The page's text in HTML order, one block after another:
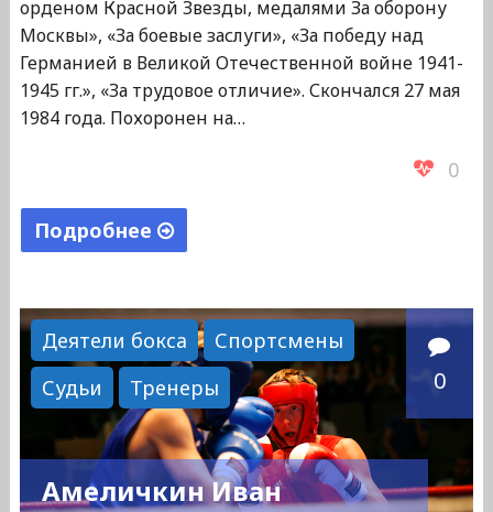
орденом Красной Звезды, медалями За оборону
Москвы», «За боевые заслуги», «За победу над
Германией в Великой Отечественной войне 1941-
1945 гг.», «За трудовое отличие». Скончался 27 мая
1984 года. Похоронен на…
0
Подробнее
Семенович"
Деятели бокса
Спортсмены
Судьи
Тренеры 0
Амеличкин Иван